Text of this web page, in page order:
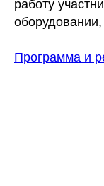
работу
Программа и